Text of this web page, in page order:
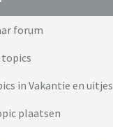
forum
topics
in Vakantie en uitjes
plaatsen